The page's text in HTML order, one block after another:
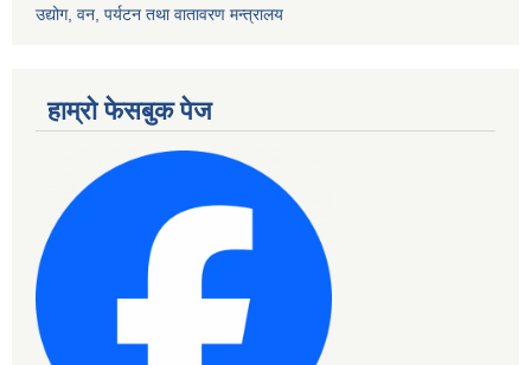
उद्योग, वन, पर्यटन तथा वातावरण मन्त्रालय
हाम्रो फेसबुक पेज